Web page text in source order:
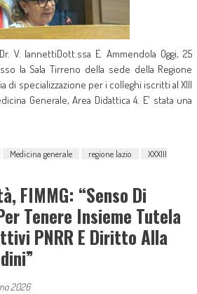
V. IannettiDott.ssa E. Ammendola Oggi, 25
la Sala Tirreno della sede della Regione
di specializzazione per i colleghi iscritti al XIII
Generale, Area Didattica 4. E' stata una
Medicina generale regione lazio
XXXIII
FIMMG: “Senso Di
Tenere Insieme Tutela
PNRR E Diritto Alla
2026